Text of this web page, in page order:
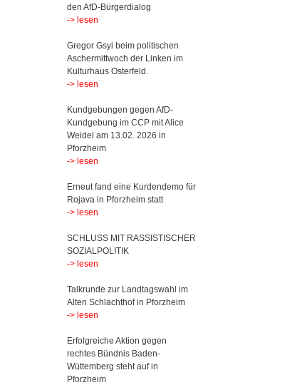
den AfD-Bürgerdialog
-> lesen
Gregor Gsyi beim politischen
Aschermittwoch der Linken im
Kulturhaus Osterfeld.
-> lesen
Kundgebungen gegen AfD-
Kundgebung im CCP mit Alice
Weidel am 13.02. 2026 in
Pforzheim
-> lesen
Erneut fand eine Kurdendemo für
Rojava in Pforzheim statt
-> lesen
SCHLUSS MIT RASSISTISCHER
SOZIALPOLITIK
-> lesen
Talkrunde zur Landtagswahl im
Alten Schlachthof in Pforzheim
-> lesen
Erfolgreiche Aktion gegen
rechtes Bündnis Baden-
Wüttemberg steht auf in
Pforzheim